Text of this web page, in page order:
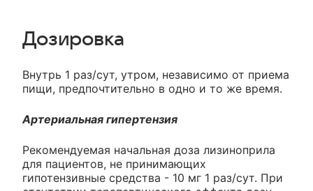
Дозировка
Внутрь 1 раз/сут, утром, независимо от приема
пищи, предпочтительно в одно и то же время.
Артериальная гипертензия
Рекомендуемая начальная доза лизиноприла
для пациентов, не принимающих
гипотензивные средства - 10 мг 1 раз/сут. При